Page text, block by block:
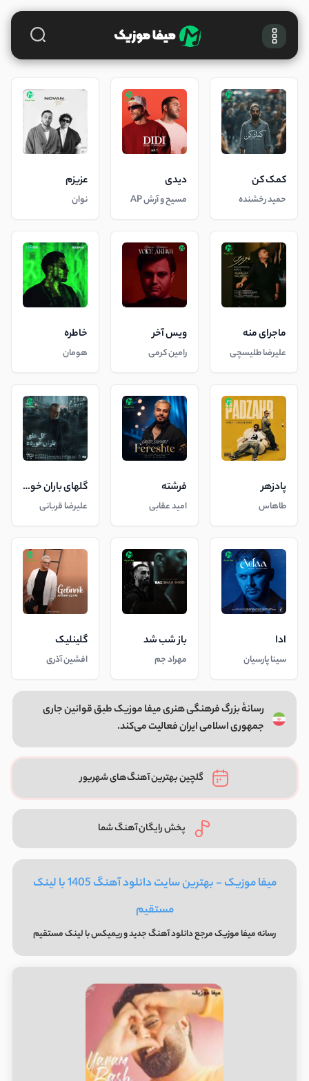
کمک کن
حمید رخشنده
دیدی
مسیح و آرش AP
عزیزم
نوان
ماجرای منه
علیرضا طلیسچی
ویس آخر
رامین کرمی
خاطره
هومان
پادزهر
طاهاس
فرشته
امید عقابی
گلهای باران خورده
علیرضا قربانی
ادا
سینا پارسیان
باز شب شد
مهراد جم
گلینلیک
افشین آذری
رسانهٔ بزرگ فرهنگی هنری میفا موزیک طبق قوانین جاری
جمهوری اسلامی ایران فعالیت می‌کند.
گلچین بهترین آهنگ‌های شهریور
پخش رایگان آهنگ شما
میفا موزیک - بهترین سایت دانلود آهنگ 1405 با لینک
مستقیم
رسانه میفا موزیک مرجعدانلود آهنگجدید وریمیکسبا لینک مستقیم